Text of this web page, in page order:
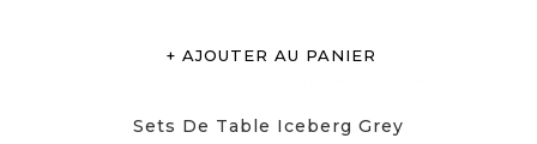
AJOUTER AU PANIER
Sets De Table Iceberg Grey